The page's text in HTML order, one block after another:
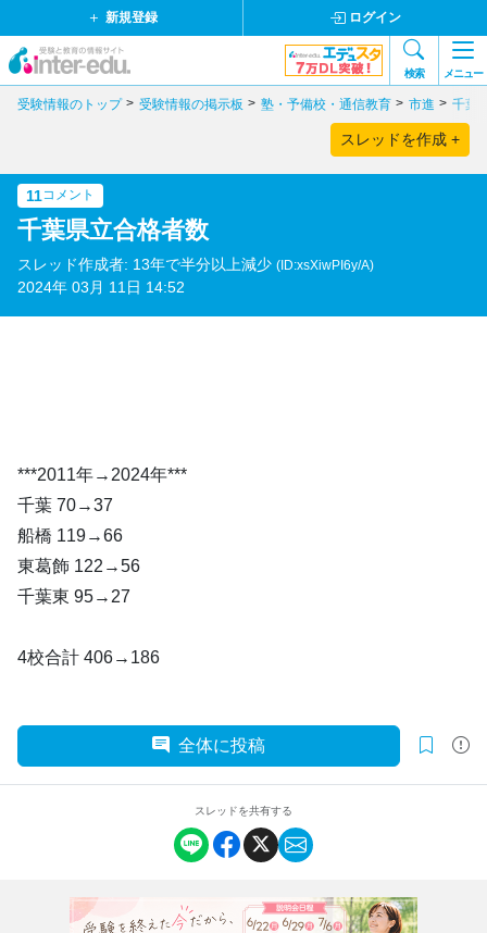
新規登録 ログイン
検索 メニュー
受験情報のトップ 受験情報の掲示板 塾・予備校・通信教育 市進 千葉
スレッドを作成 +
11コメント
千葉県立合格者数
スレッド作成者: 13年で半分以上減少 (ID:xsXiwPI6y/A)
2024年 03月 11日 14:52
***2011年→2024年***
千葉 70→37
船橋 119→66
東葛飾 122→56
千葉東 95→27
4校合計 406→186
全体に投稿
スレッドを共有する